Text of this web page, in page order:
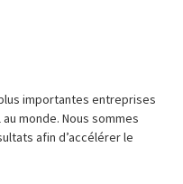
importantes entreprises
monde. Nous sommes
afin d’accélérer le